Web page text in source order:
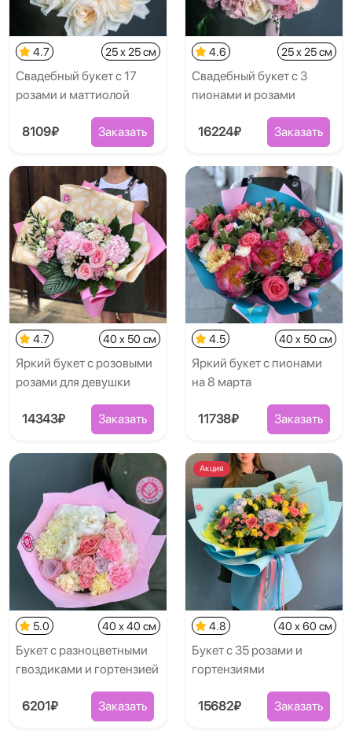
4.7 25 x 25 см
Свадебный букет с 17
розами и маттиолой
8109₽ Заказать
4.6 25 x 25 см
Свадебный букет с 3
пионами и розами
16224₽ Заказать
4.7 40 x 50 см
Яркий букет с розовыми
розами для девушки
14343₽ Заказать
4.5 40 x 50 см
Яркий букет с пионами
на 8 марта
11738₽ Заказать
5.0 40 x 40 см
Букет с разноцветными
гвоздиками и гортензией
6201₽ Заказать
Акция
4.8 40 x 60 см
Букет с 35 розами и
гортензиями
15682₽ Заказать